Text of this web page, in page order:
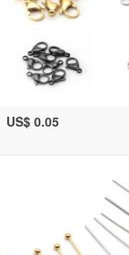
US$ 0.05